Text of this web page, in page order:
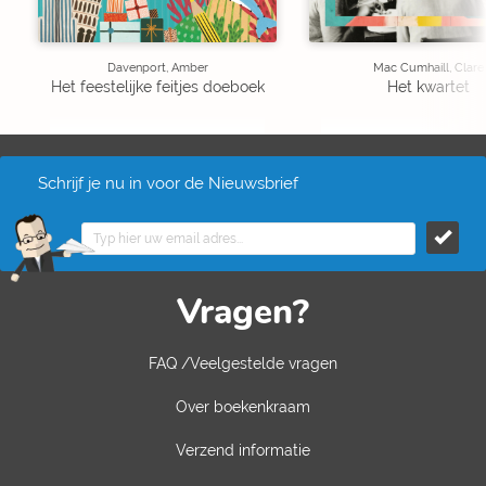
Davenport, Amber
Het feestelijke feitjes doeboek
Mac Cumhaill, Clare
Het kwartet
Schrijf je nu in voor de Nieuwsbrief
Vragen?
FAQ /Veelgestelde vragen
Over boekenkraam
Verzend informatie